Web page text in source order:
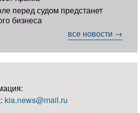
перед судом предстанет
бизнеса
все новости →
kia.news@mail.ru